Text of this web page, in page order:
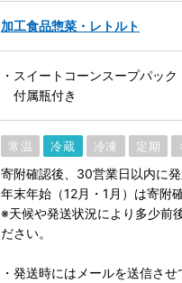
加工食品惣菜・レトルト
・スイートコーンスープパッ
付属瓶付き
常温 冷蔵 冷凍 定期
寄附確認後、30営業日以内に
年末年始（12月・1月）は寄附
※天候や発送状況により多少前
ださい。
・発送時にはメールを送信させ